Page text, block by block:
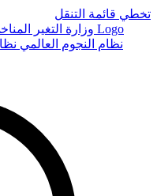
تخطي قائمة التنقل
Logo
نظام النجوم العالمي